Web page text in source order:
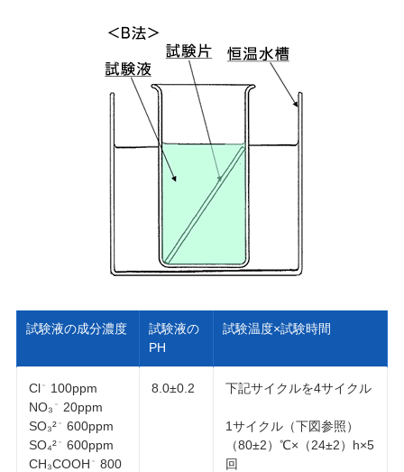
試験液の成分濃度
試験液の
PH
試験温度×試験時間
Cl －
100ppm
NO₃ －
20ppm
SO₃² －
600ppm
SO₄² －
600ppm
CH₃COOH －
800
8.0±0.2 下記サイクルを4サイクル
1サイクル（下図参照）
（80±2）℃×（24±2）h×5
回